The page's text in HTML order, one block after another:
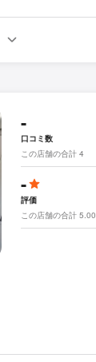
-
口コミ数
この店舗の合計 4
-
評価
この店舗の合計 5.00